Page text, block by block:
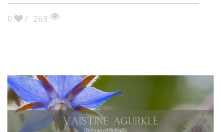
0 / 263